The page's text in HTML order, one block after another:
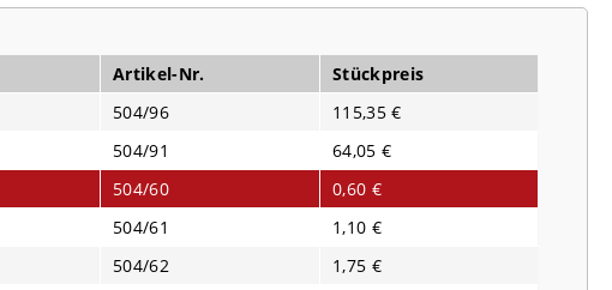
Artikel-Nr.
Stückpreis
504/96
115,35 €
504/91
64,05 €
504/60
0,60 €
504/61
1,10 €
504/62
1,75 €